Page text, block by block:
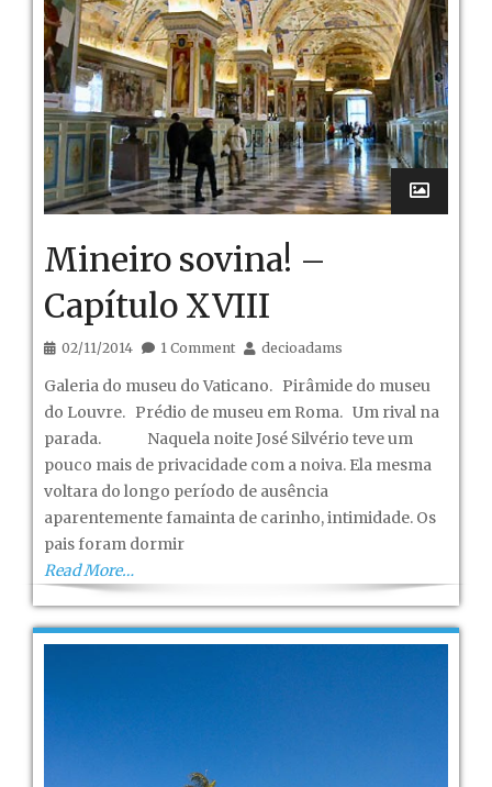
Mineiro sovina! –
Capítulo XVIII
02/11/2014 1 Comment decioadams
Galeria do museu do Vaticano. Pirâmide do museu
do Louvre. Prédio de museu em Roma. Um rival na
parada. Naquela noite José Silvério teve um
pouco mais de privacidade com a noiva. Ela mesma
voltara do longo período de ausência
aparentemente famainta de carinho, intimidade. Os
pais foram dormir
Read More…